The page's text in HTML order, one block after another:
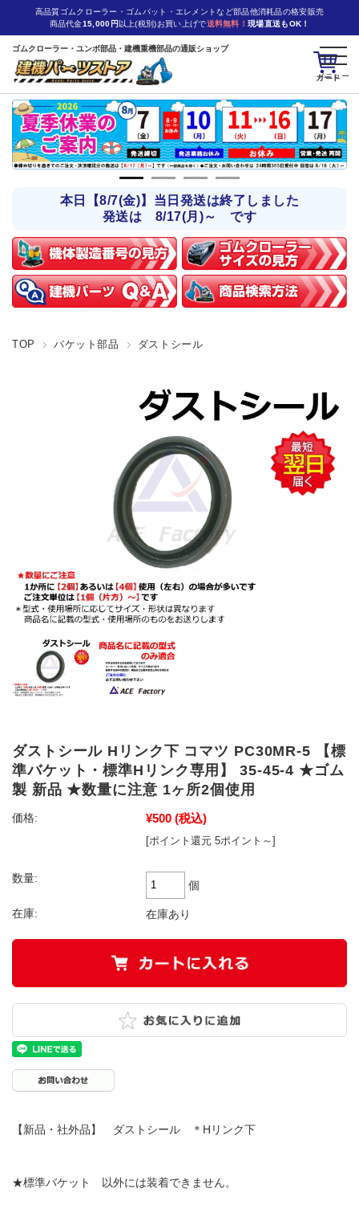
カート
高品質ゴムクローラー・ゴムパット・エレメントなど部品他消耗品の格安販売
商品代金15,000円 以上(税別)お買い上げで送料無料！ 現場直送もOK！
ゴムクローラー・ユンボ部品・建機重機部品の通販ショップ
本日【8/7(金)】当日発送は終了しました
発送は 8/17(月)～ です
TOP バケット部品 ダストシール
ダストシール Hリンク下 コマツ PC30MR-5 【標
準バケット・標準Hリンク専用】 35-45-4 ★ゴム
製 新品 ★数量に注意 1ヶ所2個使用
価格: ¥500 (税込)
[ポイント還元 5ポイント～]
数量:
個
在庫: 在庫あり
【新品・社外品】 ダストシール ＊Hリンク下
★標準バケット 以外には装着できません。